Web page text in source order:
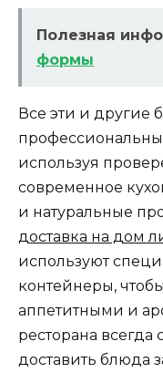
Полезная
формы
Все эти и другие
используя
современное
и натуральные
доставка на дом
используют
контейнеры,
аппетитными и
ресторана всегда
доставить блюда